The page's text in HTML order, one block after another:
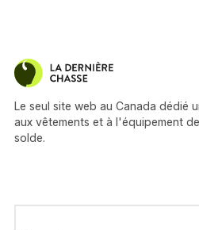
Le seul site web au Canada dédié
aux vêtements et à l'équipement
solde.